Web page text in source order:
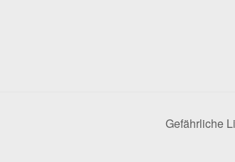
Gefährliche